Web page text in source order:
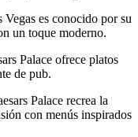
Vegas es conocido por su
un toque moderno.
Palace ofrece platos
de pub.
Palace recrea la
con menús inspirados